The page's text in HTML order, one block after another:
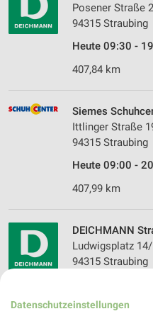
Posener Straße
94315 Straubing
Heute 09:30 -
407,84 km
Siemes
Ittlinger Straße
94315 Straubing
Heute 09:00 -
407,99 km
DEICHMANN
Ludwigsplatz
94315 Straubing
Heute 09:30 -
408,75 km
Datenschutzeinstellungen